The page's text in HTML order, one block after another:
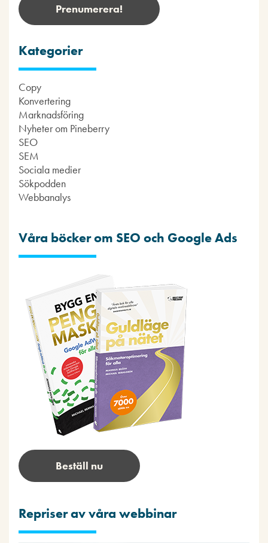
Kategorier
Copy
Konvertering
Marknadsföring
Nyheter om Pineberry
SEO
SEM
Sociala medier
Sökpodden
Webbanalys
Våra böcker om SEO och Google Ads
Beställ nu
Repriser av våra webbinar